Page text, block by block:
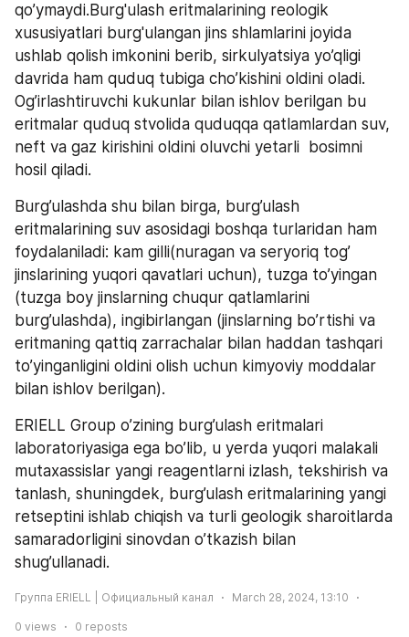
qo’ymaydi.Burg'ulash eritmalarining reologik
xususiyatlari burg'ulangan jins shlamlarini joyida
ushlab qolish imkonini berib, sirkulyatsiya yo’qligi
davrida ham quduq tubiga cho’kishini oldini oladi.
Og’irlashtiruvchi kukunlar bilan ishlov berilgan bu
eritmalar quduq stvolida quduqqa qatlamlardan suv,
neft va gaz kirishini oldini oluvchi yetarli  bosimni
hosil qiladi.
Burg’ulashda shu bilan birga, burg’ulash
eritmalarining suv asosidagi boshqa turlaridan ham
foydalaniladi: kam gilli(nuragan va seryoriq tog’
jinslarining yuqori qavatlari uchun), tuzga to’yingan
(tuzga boy jinslarning chuqur qatlamlarini
burg’ulashda), ingibirlangan (jinslarning bo’rtishi va
eritmaning qattiq zarrachalar bilan haddan tashqari
to’yinganligini oldini olish uchun kimyoviy moddalar
bilan ishlov berilgan).
ERIELL Group o’zining burg’ulash eritmalari
laboratoriyasiga ega bo’lib, u yerda yuqori malakali
mutaxassislar yangi reagentlarni izlash, tekshirish va
tanlash, shuningdek, burg’ulash eritmalarining yangi
retseptini ishlab chiqish va turli geologik sharoitlarda
samaradorligini sinovdan o’tkazish bilan
shug’ullanadi.
Группа ERIELL | Официальный канал March 28, 2024, 13:10
0 views 0 reposts